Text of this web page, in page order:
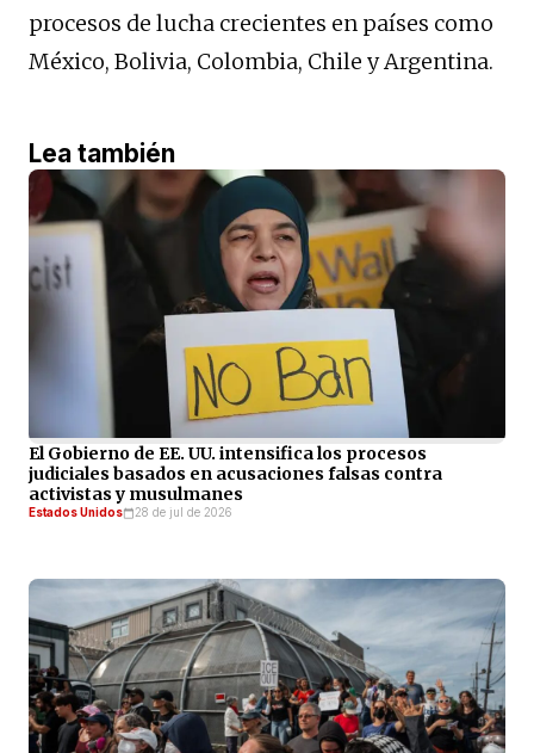
procesos de lucha crecientes en países como
México, Bolivia, Colombia, Chile y Argentina.
Lea también
El Gobierno de EE. UU. intensifica los procesos
judiciales basados en acusaciones falsas contra
activistas y musulmanes
Estados Unidos 28 de jul de 2026